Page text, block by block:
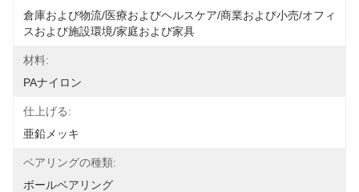
倉庫および物流/医療およびヘルスケア/商業および小売/オフィ
スおよび施設環境/家庭および家具
材料:
PAナイロン
仕上げる:
亜鉛メッキ
ベアリングの種類:
ボールベアリング